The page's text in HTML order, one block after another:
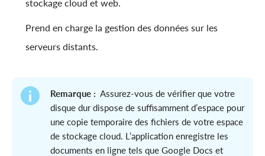
stockage cloud et web.
Prend en charge la gestion des données sur les
serveurs distants.
Remarque : Assurez-vous de vérifier que votre
disque dur dispose de suffisamment d’espace pour
une copie temporaire des fichiers de votre espace
de stockage cloud. L’application enregistre les
documents en ligne tels que Google Docs et